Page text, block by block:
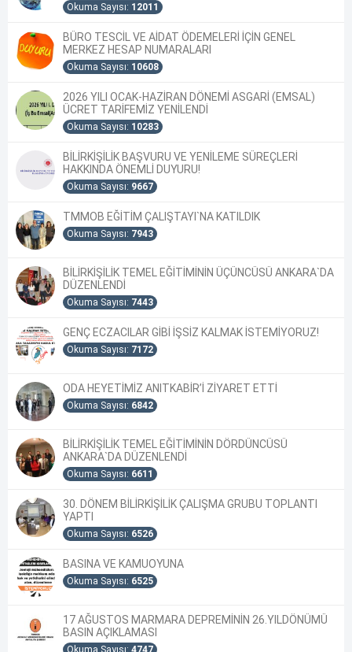
Okuma Sayısı: 12011
BÜRO TESCİL VE AİDAT ÖDEMELERİ İÇİN GENEL
MERKEZ HESAP NUMARALARI
Okuma Sayısı: 10608
2026 YILI OCAK-HAZİRAN DÖNEMİ ASGARİ (EMSAL)
ÜCRET TARİFEMİZ YENİLENDİ
Okuma Sayısı: 10283
BİLİRKİŞİLİK BAŞVURU VE YENİLEME SÜREÇLERİ
HAKKINDA ÖNEMLİ DUYURU!
Okuma Sayısı: 9667
TMMOB EĞİTİM ÇALIŞTAYI`NA KATILDIK
Okuma Sayısı: 7943
BİLİRKİŞİLİK TEMEL EĞİTİMİNİN ÜÇÜNCÜSÜ ANKARA`DA
DÜZENLENDİ
Okuma Sayısı: 7443
GENÇ ECZACILAR GİBİ İŞSİZ KALMAK İSTEMİYORUZ!
Okuma Sayısı: 7172
ODA HEYETİMİZ ANITKABİR’İ ZİYARET ETTİ
Okuma Sayısı: 6842
BİLİRKİŞİLİK TEMEL EĞİTİMİNİN DÖRDÜNCÜSÜ
ANKARA`DA DÜZENLENDİ
Okuma Sayısı: 6611
30. DÖNEM BİLİRKİŞİLİK ÇALIŞMA GRUBU TOPLANTI
YAPTI
Okuma Sayısı: 6526
BASINA VE KAMUOYUNA
Okuma Sayısı: 6525
17 AĞUSTOS MARMARA DEPREMİNİN 26.YILDÖNÜMÜ
BASIN AÇIKLAMASI
Okuma Sayısı: 4747